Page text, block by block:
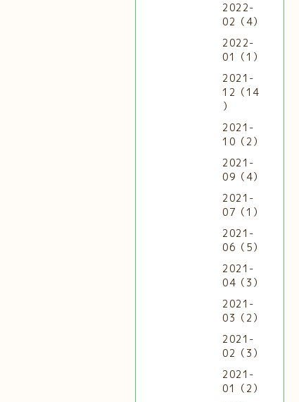
2022-
02（4）
2022-
01（1）
2021-
12（14
）
2021-
10（2）
2021-
09（4）
2021-
07（1）
2021-
06（5）
2021-
04（3）
2021-
03（2）
2021-
02（3）
2021-
01（2）